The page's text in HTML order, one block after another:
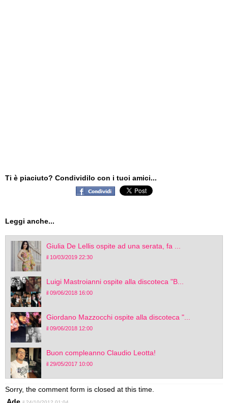
Ti è piaciuto? Condividilo con i tuoi amici...
Leggi anche...
Giulia De Lellis ospite ad una serata, fa ...
il 10/03/2019 22:30
Luigi Mastroianni ospite alla discoteca "B...
il 09/06/2018 16:00
Giordano Mazzocchi ospite alla discoteca "...
il 09/06/2018 12:00
Buon compleanno Claudio Leotta!
il 29/05/2017 10:00
Sorry, the comment form is closed at this time.